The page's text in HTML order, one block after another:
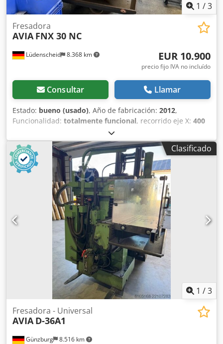
1 /3
Lüdenscheid 8.368 km
Fresadora
AVIA FNX 30 NC
EUR 10.900
precio fijo IVA no incluído
Consultar Llamar
Estado: bueno (usado), Año de fabricación: 2012,
Funcionalidad: totalmente funcional, recorrido eje X: 400
315 mm
mm, Control: HEIDENHAIN Dwsdpfxozfixws Achoa
Superficie de la mesa: 315 x 710 mm Velocidad de giro del
husillo: 50 - 3000 rpm Dimensiones (largo x ancho x alto):
2700 x 2250 x 1950 mm Peso: 1700 kg
Clasificado
1 /3
Günzburg 8.516 km
Fresadora - Universal
AVIA D-36A1